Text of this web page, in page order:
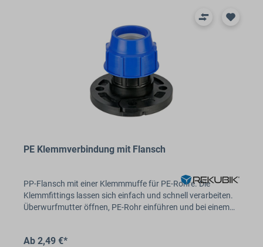
PE Klemmverbindung mit Flansch
PP-Flansch mit einer Klemmmuffe für PE-Rohre. Die
Klemmfittings lassen sich einfach und schnell verarbeiten.
Überwurfmutter öffnen, PE-Rohr einführen und bei einem…
Ab 2,49 €*